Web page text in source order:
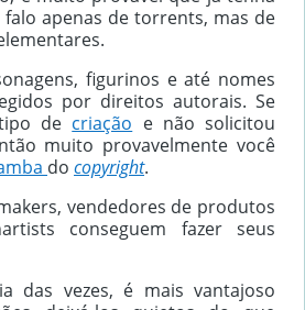
apenas de torrents, mas de
figurinos e até nomes
por direitos autorais. Se
de criação e não solicitou
muito provavelmente você
do copyright.
vendedores de produtos
conseguem fazer seus
das vezes, é mais vantajoso